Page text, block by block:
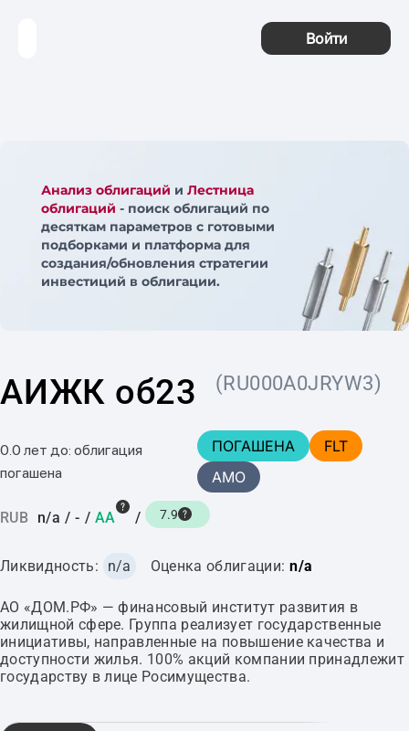
Войти
Анализ облигаций и Лестница
облигаций - поиск облигаций по
десяткам параметров с готовыми
подборками и платформа для
создания/обновления стратегии
инвестиций в облигации.
АИЖК об23 (RU000A0JRYW3)
0.0 лет до: облигация
погашена
ПОГАШЕНА
FLT
AMO
RUB n/a / - / AA / 7.9
Ликвидность: n/a Оценка облигации: n/a
АО «ДОМ.РФ» — финансовый институт развития в
жилищной сфере. Группа реализует государственные
инициативы, направленные на повышение качества и
доступности жилья. 100% акций компании принадлежит
государству в лице Росимущества.